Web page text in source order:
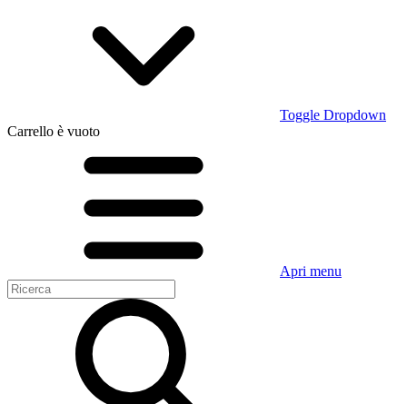
Toggle Dropdown
Carrello è vuoto
Apri menu